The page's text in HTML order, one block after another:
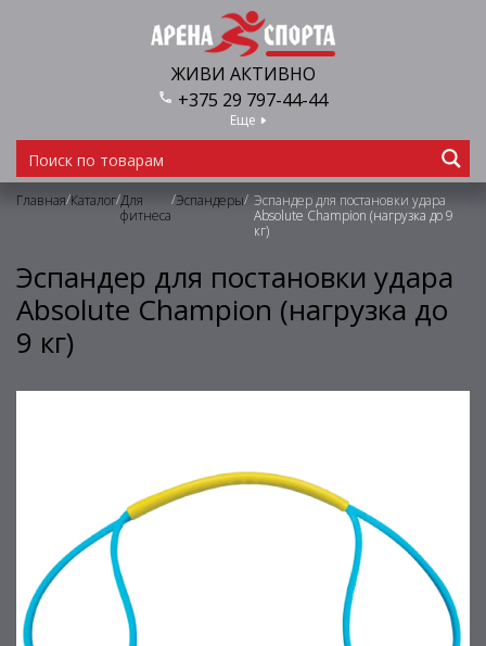
ЖИВИ АКТИВНО
+375 29 797-44-44
Еще
Главная/Каталог/Для
фитнеса
/Эспандеры/ Эспандер для постановки удара
Absolute Champion (нагрузка до 9
кг)
Эспандер для постановки удара
Absolute Champion (нагрузка до
9 кг)